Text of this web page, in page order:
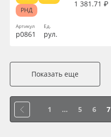
Артикул
р0861
Ед.
рул.
1 381.71 ₽
РНД
Показать еще
1 ... 5 6 7